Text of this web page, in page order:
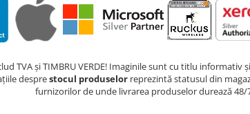
TVA și TIMBRU VERDE! Imaginile sunt cu titlu informativ
desprestocul produselorreprezintă statusul din
furnizorilor de unde livrarea produselor durează 48/